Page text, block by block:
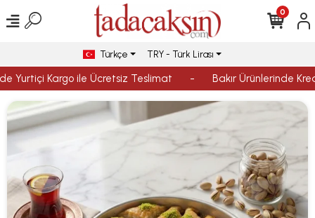
Yurtiçi Kargo ile Ücretsiz Teslimat Bakır Ürünlerinde
0
Türkçe TRY - Türk Lirası